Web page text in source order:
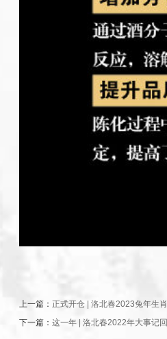
上一篇： 正式开仓 | 洛北春2023兔年生
下一篇： 这一年 | 洛北春2022年大事记